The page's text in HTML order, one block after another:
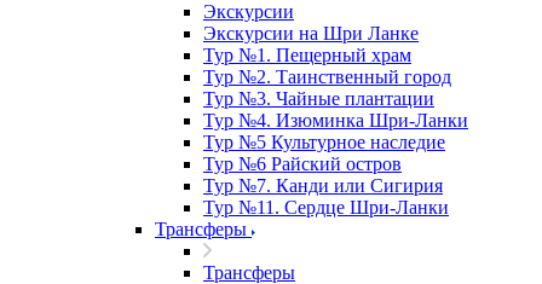
Экскурсии
Экскурсии на Шри Ланке
Тур №1. Пещерный храм
Тур №2. Таинственный город
Тур №3. Чайные плантации
Тур №4. Изюминка Шри-Ланки
Тур №5 Культурное наследие
Тур №6 Райский остров
Тур №7. Канди или Сигирия
Тур №11. Сердце Шри-Ланки
Трансферы
Трансферы